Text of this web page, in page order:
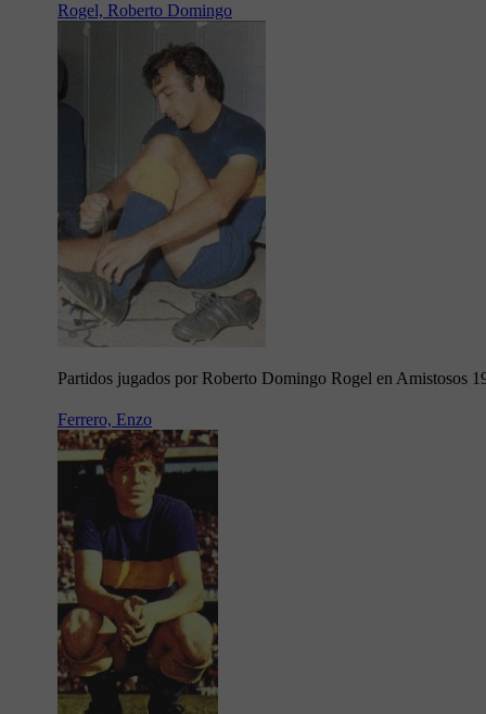
Rogel, Roberto Domingo
Partidos jugados por Roberto Domingo Rogel en Amistosos
Ferrero, Enzo